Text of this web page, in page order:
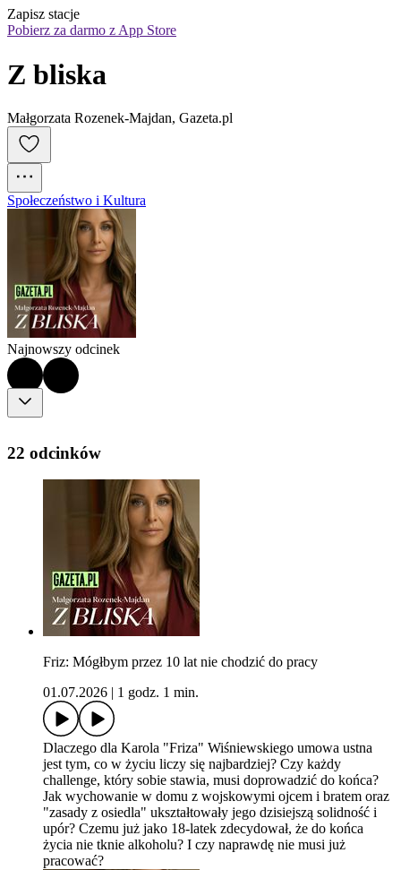
Zapisz stacje
Pobierz za darmo z App Store
Z bliska
Małgorzata Rozenek-Majdan, Gazeta.pl
Społeczeństwo i Kultura
Najnowszy odcinek
22 odcinków
Friz: Mógłbym przez 10 lat nie chodzić do pracy
01.07.2026
1 godz. 1 min.
Dlaczego dla Karola "Friza" Wiśniewskiego umowa ustna
jest tym, co w życiu liczy się najbardziej? Czy każdy
challenge, który sobie stawia, musi doprowadzić do końca?
Jak wychowanie w domu z wojskowymi ojcem i bratem oraz
"zasady z osiedla" ukształtowały jego dzisiejszą solidność i
upór? Czemu już jako 18-latek zdecydował, że do końca
życia nie tknie alkoholu? I czy naprawdę nie musi już
pracować?